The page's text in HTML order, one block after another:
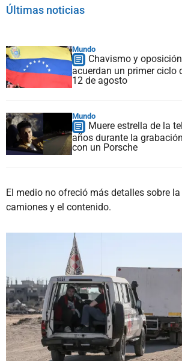
Últimas noticias
Mundo
Chavismo y
acuerdan un primer ciclo
12 de agosto
Mundo
Muere estrella de la
años durante la
con un Porsche
El medio no ofreció más detalles sobre
camiones y el contenido.